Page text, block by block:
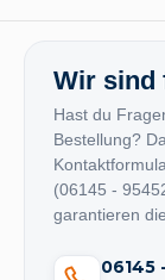
Wir sind
Hast du
Bestellung?
(06145 -
garantieren
06145